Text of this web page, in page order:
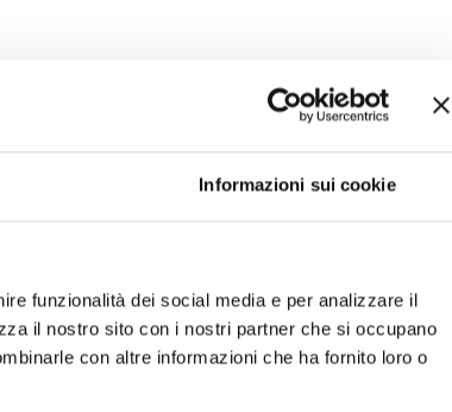
Informazioni sui cookie
funzionalità dei social media e per analizzare il
il nostro sito con i nostri partner che si occupano
con altre informazioni che ha fornito loro o